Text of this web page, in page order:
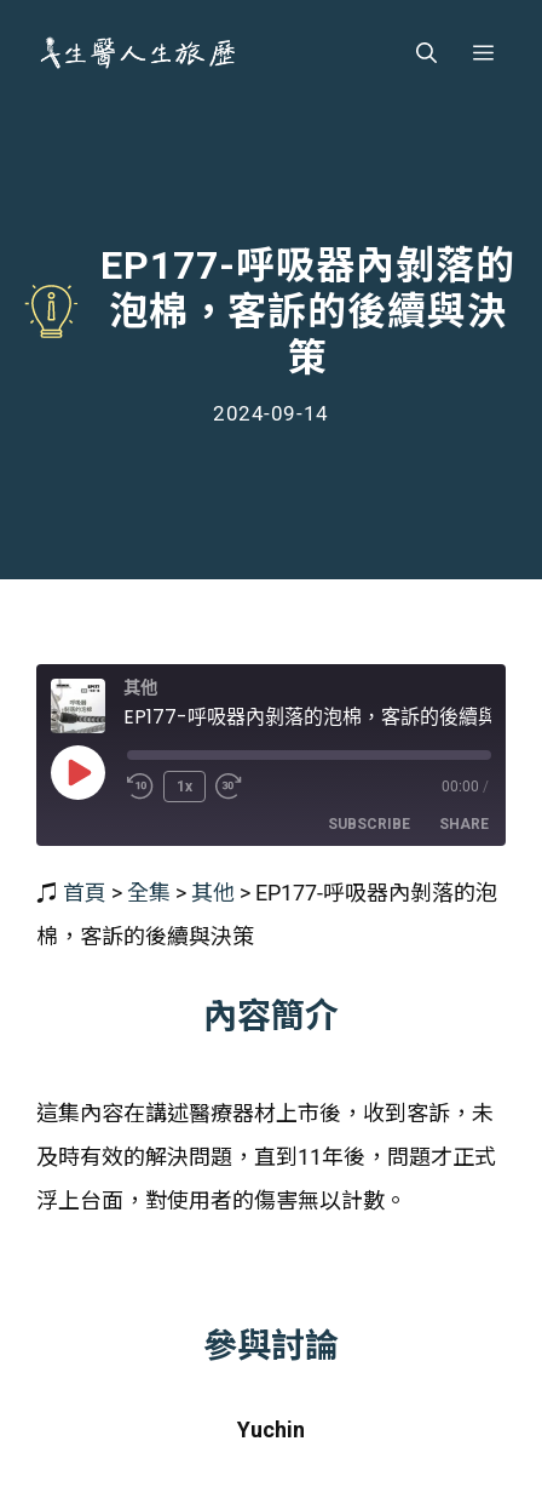
Menu
EP177-呼吸器內剝落的
泡棉，客訴的後續與決
策
2024-09-14
其他
EP177-呼吸器內剝落的泡棉，客訴的後續與決策
Play
1x 00:00 /
SUBSCRIBE SHARE
SHARE
LINK
♫ 首頁 > 全集 > 其他 > EP177-呼吸器內剝落的泡
棉，客訴的後續與決策
內容簡介
這集內容在講述醫療器材上市後，收到客訴，未
及時有效的解決問題，直到11年後，問題才正式
浮上台面，對使用者的傷害無以計數。
參與討論
Yuchin